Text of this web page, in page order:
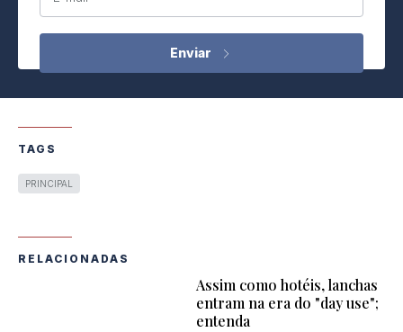
TAGS
PRINCIPAL
RELACIONADAS
Assim como hotéis, lanchas
entram na era do "day use";
entenda